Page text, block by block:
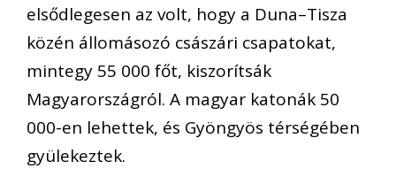
elsődlegesen az volt, hogy a Duna–Tisza
közén állomásozó császári csapatokat,
mintegy 55 000 főt, kiszorítsák
Magyarországról. A magyar katonák 50
000-en lehettek, és Gyöngyös térségében
gyülekeztek.